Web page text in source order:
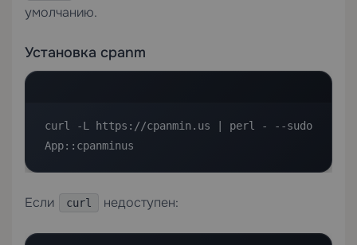
умолчанию.
Установка cpanm
curl -L https://cpanmin.us | perl - --sudo
App::cpanminus
Если curl недоступен: